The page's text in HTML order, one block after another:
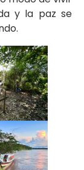
y la paz se